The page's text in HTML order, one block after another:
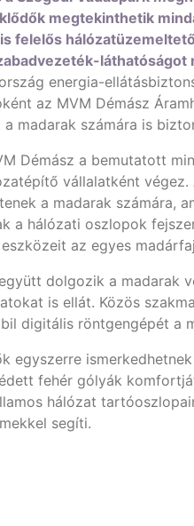
megtekinthetik
felelős
láthatóságot
energia-
az MVM Démász
madarak számára is
Démász a bemutatott
vállalatként
a madarak számára,
a hálózati oszlopok
az egyes
dolgozik a
is ellát. Közös
digitális röntgengépét a
egyszerre
fehér gólyák
hálózat
segíti.